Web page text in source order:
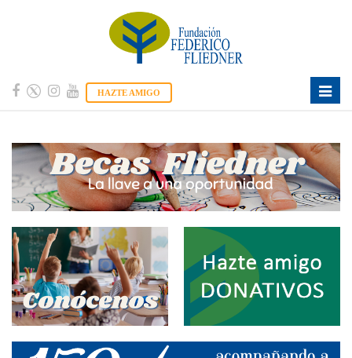
HAZTE AMIGO
Toggle